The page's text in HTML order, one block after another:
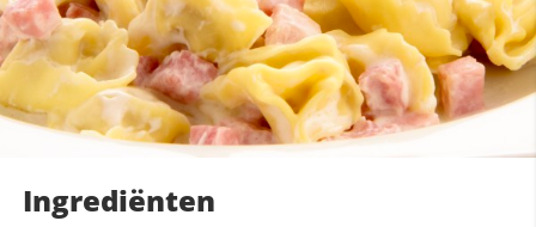
Ingrediënten